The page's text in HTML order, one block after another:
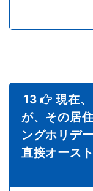
13
現在
が、その居
ングホリデ
直接オース